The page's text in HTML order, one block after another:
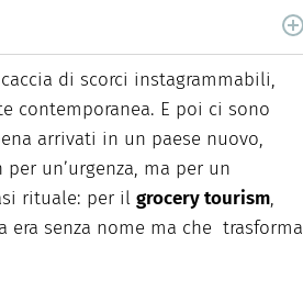
in Scienze Storiche. Curiosa e
dal 2018.di scorci instagrammabili,
contemporanea. E poi ci sono
arrivati in un paese nuovo,
per un’urgenza, ma per un
rituale: per il grocery tourism,
era senza nome ma che trasforma